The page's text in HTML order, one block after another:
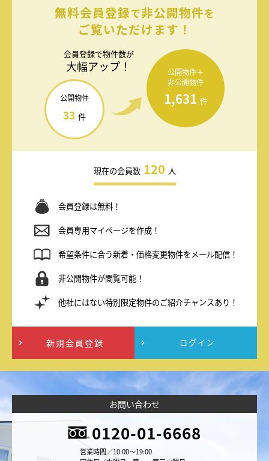
無料会員登録で非公開物件を
ご覧いただけます！
会員登録で物件数が
大幅アップ！
公開物件
33 件
公開物件＋
非公開物件
1,631 件
現在の会員数 120 人
会員登録は無料！
会員専用マイページを作成！
希望条件に合う新着・価格変更物件をメール配信！
非公開物件が閲覧可能！
他社にはない特別限定物件のご紹介チャンスあり！
新規会員登録 ログイン
お問い合わせ
0120-01-6668
営業時間／10:00～19:00